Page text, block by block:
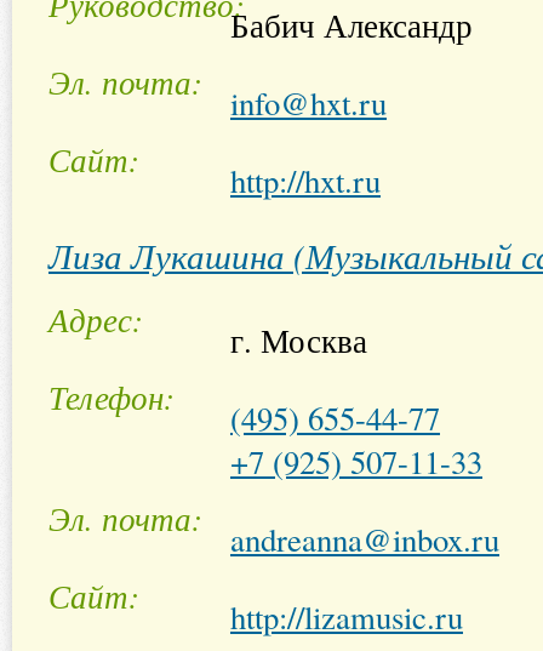
Бабич Александр
Эл. почта
info@hxt.ru
Сайт
http://hxt.ru
Лиза Лукашина (Музыкальный
Адрес
г. Москва
Телефон
(495) 655-44-77
+7 (925) 507-11-33
Эл. почта
andreanna@inbox.ru
Сайт
http://lizamusic.ru